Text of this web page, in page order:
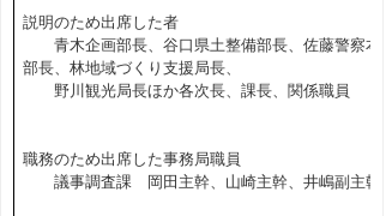
説明のため出席した者
青木企画部長、谷口県土整備部長、佐藤警察本
部長、林地域づくり支援局長、
野川観光局長ほか各次長、課長、関係職員
職務のため出席した事務局職員
議事調査課 岡田主幹、山崎主幹、井嶋副主幹